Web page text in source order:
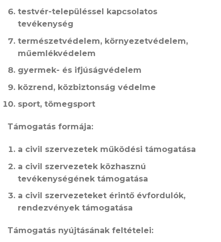
testvér-településsel kapcsolatos
tevékenység
természetvédelem, környezetvédelem,
műemlékvédelem
gyermek- és ifjúságvédelem
közrend, közbiztonság védelme
sport, tömegsport
Támogatás formája:
a civil szervezetek működési támogatása
a civil szervezetek közhasznú
tevékenységének támogatása
a civil szervezeteket érintő évfordulók,
rendezvények támogatása
Támogatás nyújtásának feltételei: